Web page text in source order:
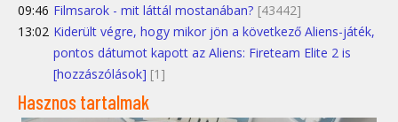
09:46 Filmsarok - mit láttál mostanában? [43442]
13:02 Kiderült végre, hogy mikor jön a következő Aliens-játék,
pontos dátumot kapott az Aliens: Fireteam Elite 2 is
[hozzászólások] [1]
Hasznos tartalmak